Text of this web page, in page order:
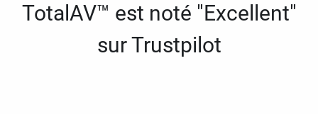
TotalAV™ est noté "Excellent"
sur Trustpilot